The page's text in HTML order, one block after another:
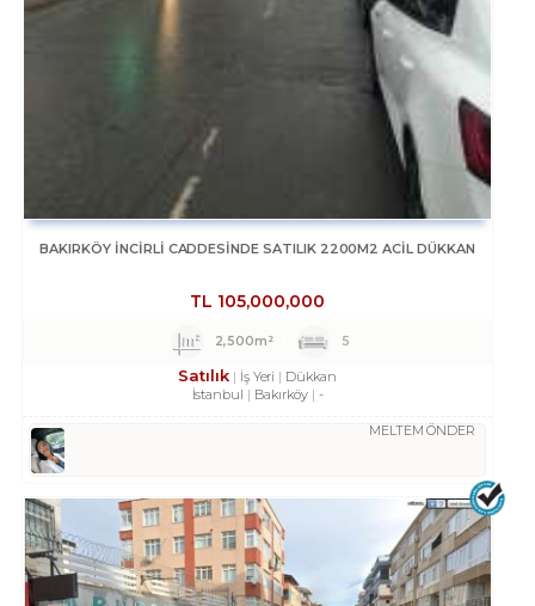
BAKIRKÖY İNCİRLİ CADDESINDE SATILIK 2200M2 ACİL DÜKKAN
TL 105,000,000
2,500m² 5
Satılık İş Yeri
Dükkan
İstanbul
Bakırköy -
MELTEM ÖNDER